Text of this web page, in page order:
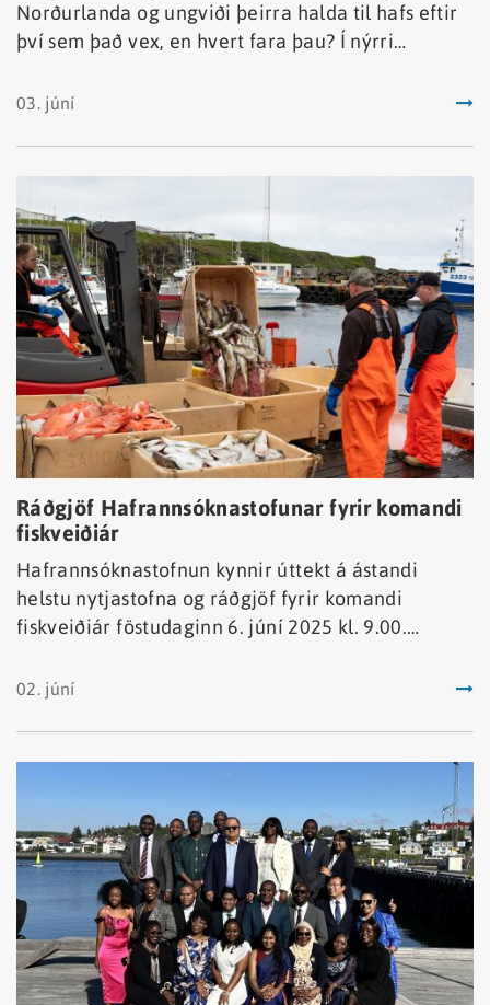
Norðurlanda og ungviði þeirra halda til hafs eftir
því sem það vex, en hvert fara þau? Í nýrri
Grænlandi, Færeyjum, Danmörku og Noregi, er
Norðurhöfum að sumarlagi.
03. júní
Ráðgjöf Hafrannsóknastofunar fyrir komandi
fiskveiðiár
Hafrannsóknastofnun kynnir úttekt á ástandi
helstu nytjastofna og ráðgjöf fyrir komandi
fiskveiðiár föstudaginn 6. júní 2025 kl. 9.00.
að Fornubúðum 5, Hafnarfirði en verður einnig
02. júní